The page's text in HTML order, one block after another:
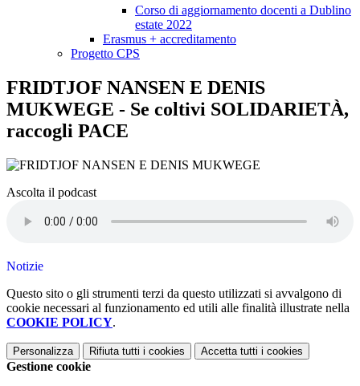
Corso di aggiornamento docenti a Dublino
estate 2022
Erasmus + accreditamento
Progetto CPS
FRIDTJOF NANSEN E DENIS
MUKWEGE - Se coltivi SOLIDARIETÀ,
raccogli PACE
Ascolta il podcast
Notizie
Questo sito o gli strumenti terzi da questo utilizzati si avvalgono di
cookie necessari al funzionamento ed utili alle finalità illustrate nella
COOKIE POLICY.
Personalizza Rifiuta tutti i cookies Accetta tutti i cookies
Gestione cookie